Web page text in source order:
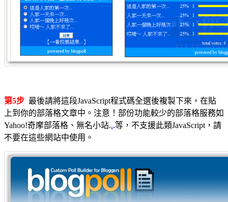
第5步 最後請將這段JavaScript程式碼全選後複製下來，在貼
上到你的部落格文章中。注意！部份功能較少的部落格服務如
Yahoo!奇摩部落格、無名小站...等，不支援此類JavaScript，請
不要在這些網站中使用。